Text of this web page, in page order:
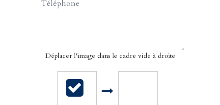
Déplacer l'image dans le cadre vide à droite